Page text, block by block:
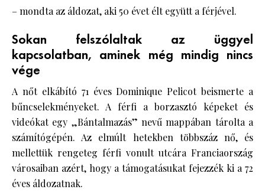
– mondta az áldozat, aki 50 évet élt együtt a férjével.
Sokan felszólaltak az üggyel
kapcsolatban, aminek még mindig nincs
vége
A nőt elkábító 71 éves Dominique Pelicot beismerte a
bűncselekményeket. A férfi a borzasztó képeket és
videókat egy „Bántalmazás” nevű mappában tárolta a
számítógépén. Az elmúlt hetekben többszáz nő, és
mellettük rengeteg férfi vonult utcára Franciaország
városaiban azért, hogy a támogatásukat fejezzék ki a 72
éves áldozatnak.